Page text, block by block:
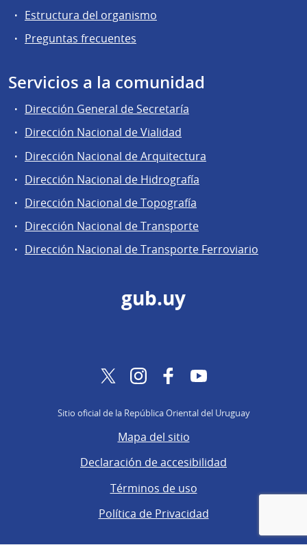
Estructura del organismo
Preguntas frecuentes
Servicios a la comunidad
Dirección General de Secretaría
Dirección Nacional de Vialidad
Dirección Nacional de Arquitectura
Dirección Nacional de Hidrografía
Dirección Nacional de Topografía
Dirección Nacional de Transporte
Dirección Nacional de Transporte Ferroviario
gub.uy
TwitterInstagramFacebookYouTube
Sitio oficial de la República Oriental del Uruguay
Mapa del sitio
Declaración de accesibilidad
Términos de uso
Política de Privacidad